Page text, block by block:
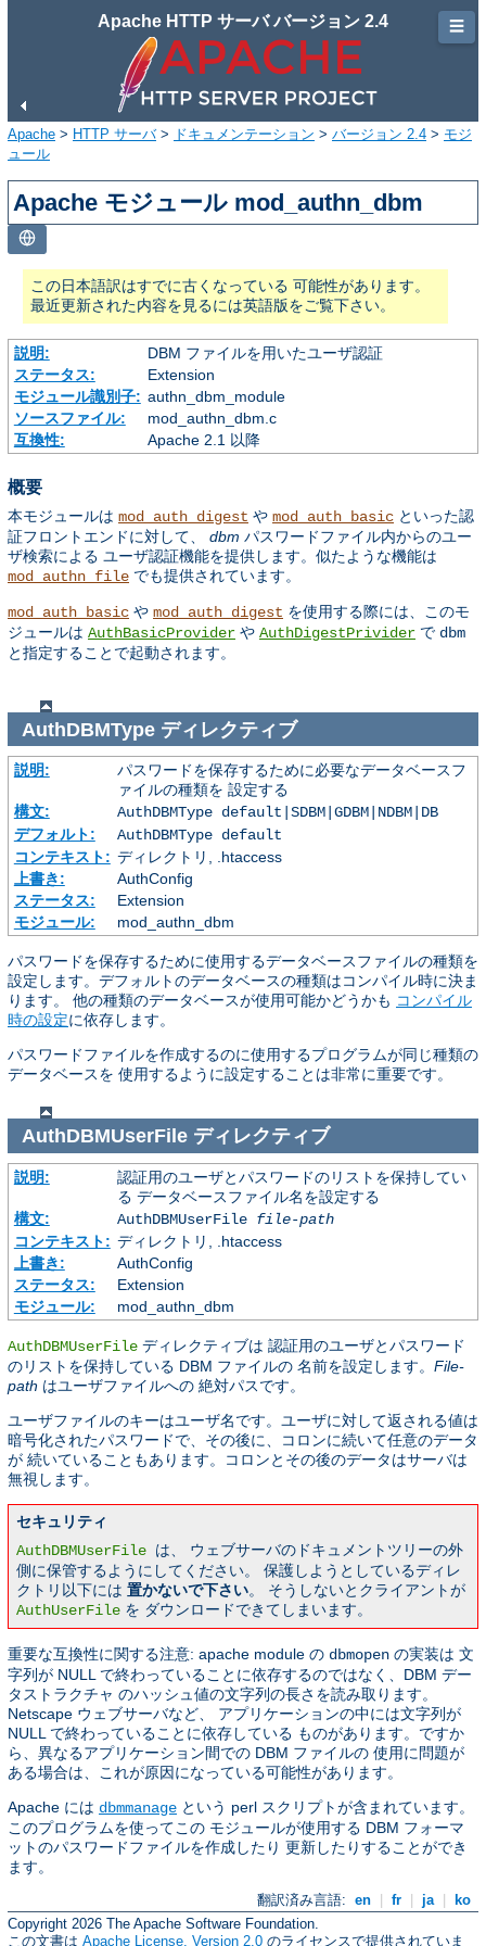
Apache HTTP サーバ バージョン 2.4
Apache > HTTP サーバ> ドキュメンテーション > バージョン 2.4 > モジ
ュール
Apache モジュール mod_authn_dbm
この日本語訳はすでに古くなっている 可能性があります。
最近更新された内容を見るには英語版をご覧下さい。
説明:
DBM ファイルを用いたユーザ認証
ステータス:
Extension
モジュール識別子: authn_dbm_module
ソースファイル:
mod_authn_dbm.c
互換性:
Apache 2.1 以降
概要
本モジュールは mod_auth_digest や mod_auth_basic といった認
証フロントエンドに対して、 dbm パスワードファイル内からのユー
ザ検索による ユーザ認証機能を提供します。似たような機能は
mod_authn_file でも提供されています。
mod_auth_basic や mod_auth_digest を使用する際には、このモ
ジュールは AuthBasicProvider や AuthDigestPrivider で dbm
と指定することで起動されます。
AuthDBMTypeディレクティブ
説明:
パスワードを保存するために必要なデータベースフ
ァイルの種類を 設定する
構文:
AuthDBMType default|SDBM|GDBM|NDBM|DB
デフォルト:
AuthDBMType default
コンテキスト: ディレクトリ, .htaccess
上書き:
AuthConfig
ステータス:
Extension
モジュール:
mod_authn_dbm
パスワードを保存するために使用するデータベースファイルの種類を
設定します。デフォルトのデータベースの種類はコンパイル時に決ま
ります。 他の種類のデータベースが使用可能かどうかも コンパイル
時の設定に依存します。
パスワードファイルを作成するのに使用するプログラムが同じ種類の
データベースを 使用するように設定することは非常に重要です。
AuthDBMUserFileディレクティブ
説明:
認証用のユーザとパスワードのリストを保持してい
る データベースファイル名を設定する
構文:
AuthDBMUserFile file-path
コンテキスト: ディレクトリ, .htaccess
上書き:
AuthConfig
ステータス:
Extension
モジュール:
mod_authn_dbm
AuthDBMUserFile ディレクティブは 認証用のユーザとパスワード
のリストを保持している DBM ファイルの 名前を設定します。 File-
path はユーザファイルへの 絶対パスです。
ユーザファイルのキーはユーザ名です。ユーザに対して返される値は
暗号化されたパスワードで、その後に、コロンに続いて任意のデータ
が 続いていることもあります。コロンとその後のデータはサーバは
無視します。
セキュリティ
AuthDBMUserFile は、 ウェブサーバのドキュメントツリーの外
側に保管するようにしてください。 保護しようとしているディレ
クトリ以下には 置かないで下さい。 そうしないとクライアントが
AuthUserFile を ダウンロードできてしまいます。
重要な互換性に関する注意: apache module の dbmopen の実装は 文
字列が NULL で終わっていることに依存するのではなく、DBM デー
タストラクチャ のハッシュ値の文字列の長さを読み取ります。
Netscape ウェブサーバなど、 アプリケーションの中には文字列が
NULL で終わっていることに依存している ものがあります。ですか
ら、異なるアプリケーション間での DBM ファイルの 使用に問題が
ある場合は、これが原因になっている可能性があります。
Apache には dbmmanage という perl スクリプトが含まれています。
このプログラムを使ってこの モジュールが使用する DBM フォーマ
ットのパスワードファイルを作成したり 更新したりすることができ
ます。
翻訳済み言語: en | fr | ja | ko
Copyright 2026 The Apache Software Foundation.
この文書は Apache License, Version 2.0 のライセンスで提供されていま
☰